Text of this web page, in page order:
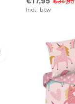
Incl. btw